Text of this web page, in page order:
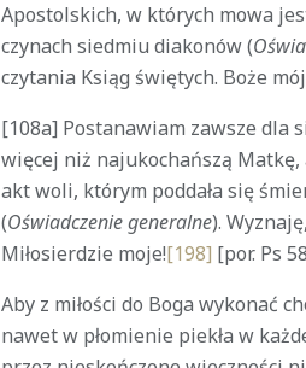
Apostolskich, w których mowa
czynach siedmiu diakonów (
czytania Ksiąg świętych. Boże
[108a] Postanawiam zawsze dla
więcej niż najukochańszą
akt woli, którym poddała się
(Oświadczenie generalne).
Miłosierdzie moje![198] [por. Ps
Aby z miłości do Boga wykonać
nawet w płomienie piekła w